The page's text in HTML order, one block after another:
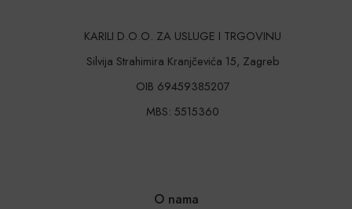
KARILI D.O.O. ZA USLUGE I TRGOVINU
Silvija Strahimira Kranjčevića 15, Zagreb
OIB 69459385207
MBS: 5515360
O nama